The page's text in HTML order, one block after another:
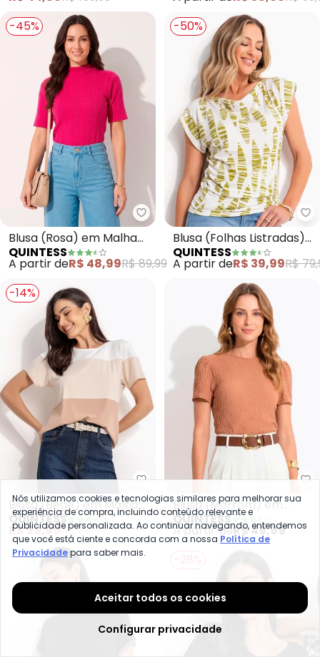
-45%
Quintess - Blusa (Rosa) em
Blusa (Rosa) em Malha
Jacquard
QUINTESS
A partir deR$ 48,99R$ 89,99
-50%
Blusa (Folhas Listradas)
em Malha de Viscose
QUINTESS
A partir deR$ 39,99R$
-14%
Blusa (Bege) em Malha
de Viscose
QUINTESS
R$ 59,99R$ 69,99
Blusa (Marrom) em
Malha Texturizada
QUINTESS
A partir deR$ 49,99
Nós utilizamos cookies e tecnologias similares para melhorar sua
experiência de compra, incluindo conteúdo relevante e
publicidade personalizada. Ao continuar navegando, entendemos
que você está ciente e concorda com a nossa Política de
Privacidadepara saber mais.
Aceitar todos os cookies
Configurar privacidade